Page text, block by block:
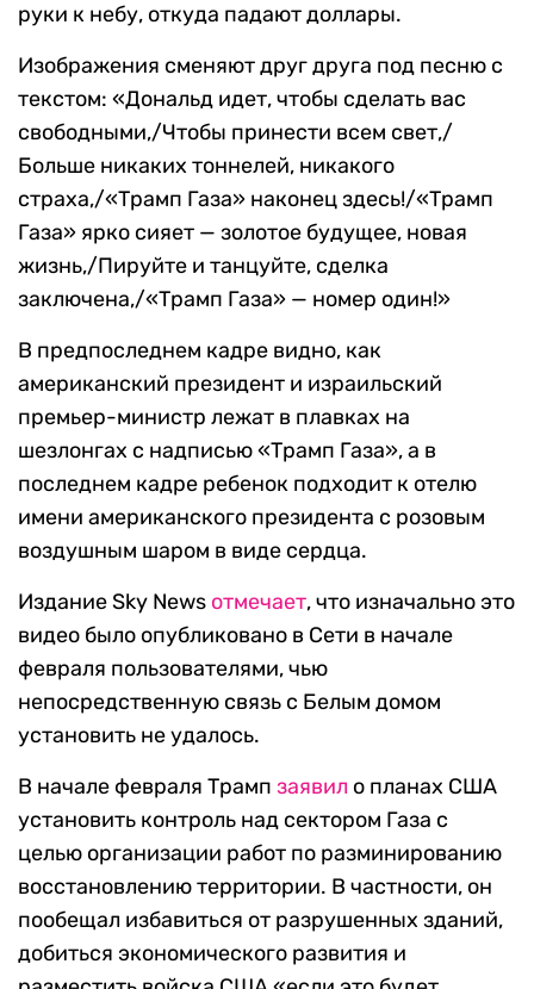
руки к небу, откуда падают доллары.
Изображения сменяют друг друга под песню с
текстом: «Дональд идет, чтобы сделать вас
свободными,/Чтобы принести всем свет,/
Больше никаких тоннелей, никакого
страха,/«Трамп Газа» наконец здесь!/«Трамп
Газа» ярко сияет — золотое будущее, новая
жизнь,/Пируйте и танцуйте, сделка
заключена,/«Трамп Газа» — номер один!»
В предпоследнем кадре видно, как
американский президент и израильский
премьер-министр лежат в плавках на
шезлонгах с надписью «Трамп Газа», а в
последнем кадре ребенок подходит к отелю
имени американского президента с розовым
воздушным шаром в виде сердца.
Издание Sky News отмечает, что изначально это
видео было опубликовано в Сети в начале
февраля пользователями, чью
непосредственную связь с Белым домом
установить не удалось.
В начале февраля Трамп заявил о планах США
установить контроль над сектором Газа с
целью организации работ по разминированию
восстановлению территории. В частности, он
пообещал избавиться от разрушенных зданий,
добиться экономического развития и